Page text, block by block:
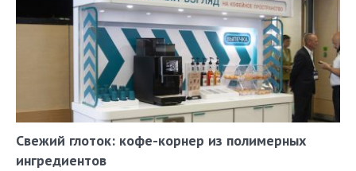
Свежий глоток: кофе-корнер из полимерных
ингредиентов